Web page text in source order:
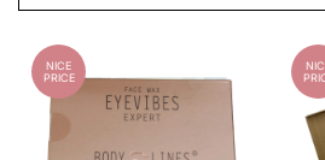
NICE
PRICE